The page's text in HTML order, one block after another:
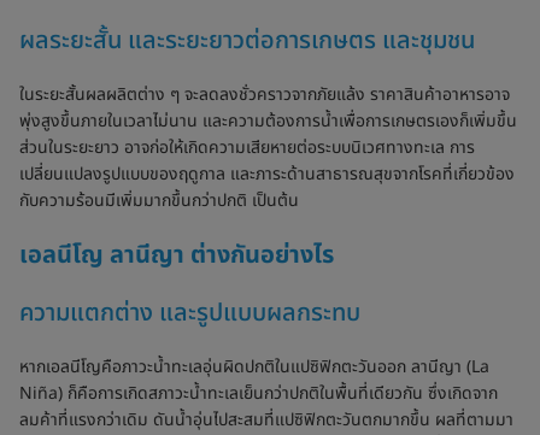
ผลระยะสั้น และระยะยาวต่อการเกษตร และชุมชน
ในระยะสั้นผลผลิตต่าง ๆ จะลดลงชั่วคราวจากภัยแล้ง ราคาสินค้าอาหารอาจ
พุ่งสูงขึ้นภายในเวลาไม่นาน และความต้องการน้ำเพื่อการเกษตรเองก็เพิ่มขึ้น
ส่วนในระยะยาว อาจก่อให้เกิดความเสียหายต่อระบบนิเวศทางทะเล การ
เปลี่ยนแปลงรูปแบบของฤดูกาล และภาระด้านสาธารณสุขจากโรคที่เกี่ยวข้อง
กับความร้อนมีเพิ่มมากขึ้นกว่าปกติ เป็นต้น
เอลนีโญ ลานีญา ต่างกันอย่างไร
ความแตกต่าง และรูปแบบผลกระทบ
หากเอลนีโญคือภาวะน้ำทะเลอุ่นผิดปกติในแปซิฟิกตะวันออก ลานีญา (La
Niña) ก็คือการเกิดสภาวะน้ำทะเลเย็นกว่าปกติในพื้นที่เดียวกัน ซึ่งเกิดจาก
ลมค้าที่แรงกว่าเดิม ดันน้ำอุ่นไปสะสมที่แปซิฟิกตะวันตกมากขึ้น ผลที่ตามมา